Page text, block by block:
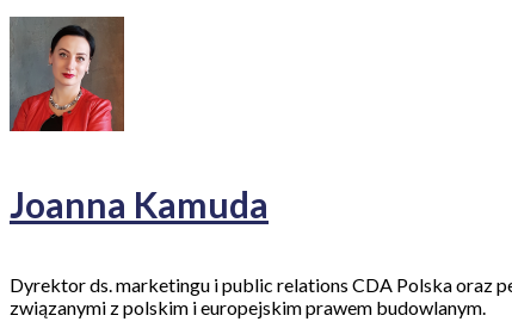
Joanna Kamuda
Dyrektor ds. marketingu i public relations CDA Polska oraz
związanymi z polskim i europejskim prawem budowlanym.